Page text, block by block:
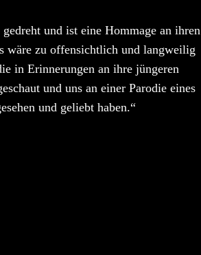
und ist eine Hommage an ihren
wäre zu offensichtlich und langweilig
in Erinnerungen an ihre jüngeren
und uns an einer Parodie eines
und geliebt haben.“